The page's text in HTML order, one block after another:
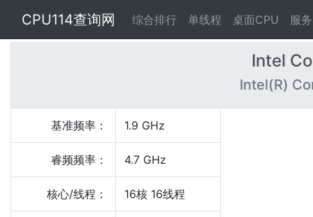
CPU114查询网 综合排行 单线程 桌面CPU 服
Intel
Intel(R)
基准频率： 1.9 GHz
睿频频率： 4.7 GHz
核心/线程： 16核 16线程